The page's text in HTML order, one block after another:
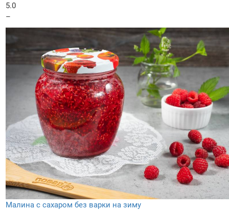
5.0
–
Малина с сахаром без варки на зиму